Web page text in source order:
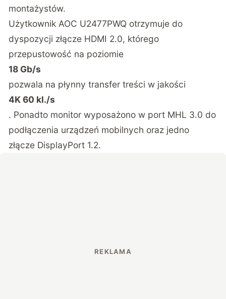
montażystów.
Użytkownik AOC U2477PWQ otrzymuje do
dyspozycji złącze HDMI 2.0, którego
przepustowość na poziomie
18 Gb/s
pozwala na płynny transfer treści w jakości
4K 60 kl./s
. Ponadto monitor wyposażono w port MHL 3.0 do
podłączenia urządzeń mobilnych oraz jedno
złącze DisplayPort 1.2.